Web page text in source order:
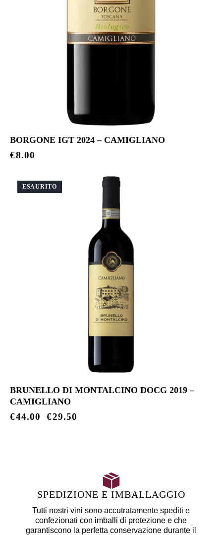
BORGONE IGT 2024 – CAMIGLIANO
€8.00
ESAURITO
BRUNELLO DI MONTALCINO DOCG 2019 –
CAMIGLIANO
€44.00 €29.50
SPEDIZIONE E IMBALLAGGIO
Tutti nostri vini sono accutratamente spediti e
confezionati con imballi di protezione e che
garantiscono la perfetta conservazione durante il